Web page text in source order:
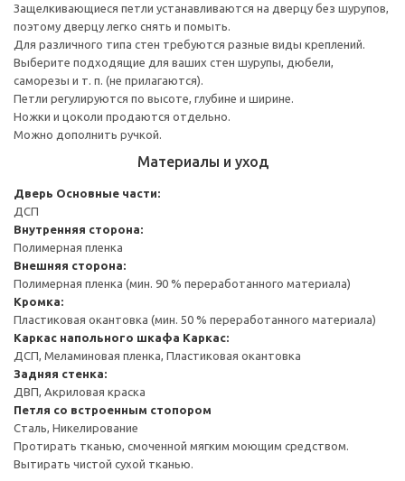
Защелкивающиеся петли устанавливаются на дверцу без шурупов,
поэтому дверцу легко снять и помыть.
Для различного типа стен требуются разные виды креплений.
Выберите подходящие для ваших стен шурупы, дюбели,
саморезы и т. п. (не прилагаются).
Петли регулируются по высоте, глубине и ширине.
Ножки и цоколи продаются отдельно.
Можно дополнить ручкой.
Материалы и уход
Дверь Основные части:
ДСП
Внутренняя сторона:
Полимерная пленка
Внешняя сторона:
Полимерная пленка (мин. 90 % переработанного материала)
Кромка:
Пластиковая окантовка (мин. 50 % переработанного материала)
Каркас напольного шкафа Каркас:
ДСП, Меламиновая пленка, Пластиковая окантовка
Задняя стенка:
ДВП, Акриловая краска
Петля со встроенным стопором
Сталь, Никелирование
Протирать тканью, смоченной мягким моющим средством.
Вытирать чистой сухой тканью.